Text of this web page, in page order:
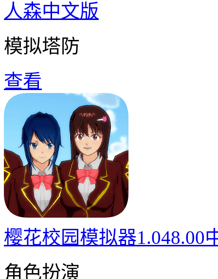
人森中文版
模拟塔防
查看
樱花校园模拟器1.048.00
角色扮演